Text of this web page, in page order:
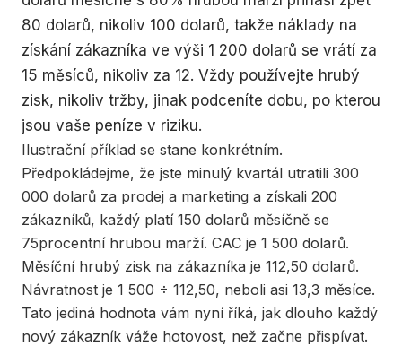
80 dolarů, nikoliv 100 dolarů, takže náklady na
získání zákazníka ve výši 1 200 dolarů se vrátí za
15 měsíců, nikoliv za 12. Vždy používejte hrubý
zisk, nikoliv tržby, jinak podceníte dobu, po kterou
jsou vaše peníze v riziku.
Ilustrační příklad se stane konkrétním.
Předpokládejme, že jste minulý kvartál utratili 300
000 dolarů za prodej a marketing a získali 200
zákazníků, každý platí 150 dolarů měsíčně se
75procentní hrubou marží. CAC je 1 500 dolarů.
Měsíční hrubý zisk na zákazníka je 112,50 dolarů.
Návratnost je 1 500 ÷ 112,50, neboli asi 13,3 měsíce.
Tato jediná hodnota vám nyní říká, jak dlouho každý
nový zákazník váže hotovost, než začne přispívat.